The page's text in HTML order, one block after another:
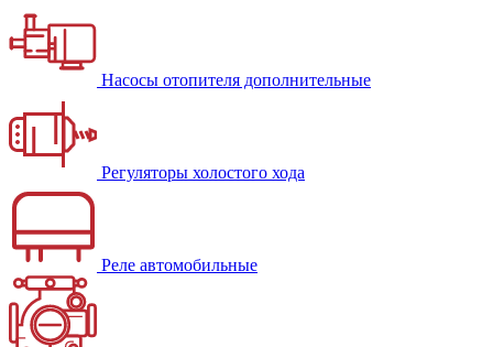
Насосы отопителя дополнительные
Регуляторы холостого хода
Реле автомобильные